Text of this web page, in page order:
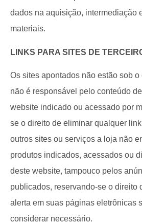
dados na aquisição, intermediação
materiais.
LINKS PARA SITES DE
Os sites apontados não estão sob
não é responsável pelo conteúdo
website indicado ou acessado por
se o direito de eliminar qualquer
outros sites ou serviços a loja não
produtos indicados, acessados ou
deste website, tampouco pelos
publicados, reservando-se o direito
alerta em suas páginas eletrônicas
considerar necessário.